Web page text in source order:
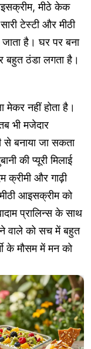
मीठे केक
टेस्टी और मीठी
है। घर पर बना
ठंडा लगता है।
नहीं होता है।
भी मजेदार
बनाया जा सकता
की प्यूरी मिलाई
क्रीमी और गाढ़ी
आइसक्रीम को
प्रालिन्स के साथ
वाले को सच में बहुत
के मौसम में मन को